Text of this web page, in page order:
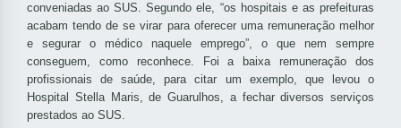
conveniadas ao SUS. Segundo ele, “os hospitais e as prefeituras
acabam tendo de se virar para oferecer uma remuneração melhor
e segurar o médico naquele emprego”, o que nem sempre
conseguem, como reconhece. Foi a baixa remuneração dos
profissionais de saúde, para citar um exemplo, que levou o
Hospital Stella Maris, de Guarulhos, a fechar diversos serviços
prestados ao SUS.